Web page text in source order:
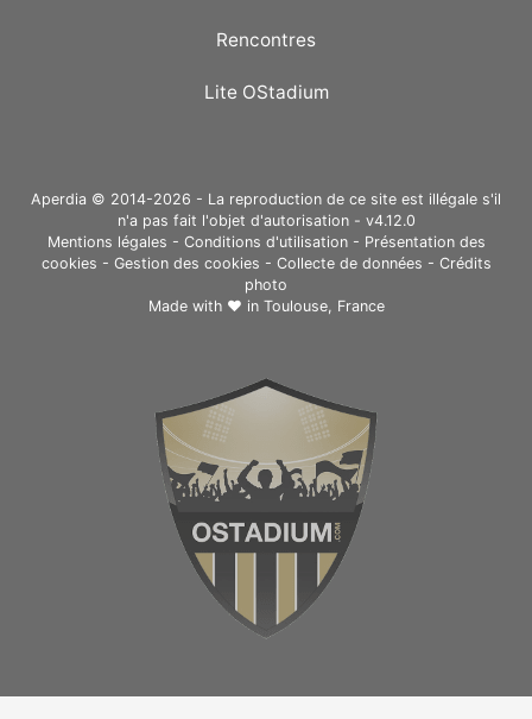
Rencontres
Lite OStadium
Aperdia © 2014-2026 - La reproduction de ce site est illégale s'il
n'a pas fait l'objet d'autorisation - v4.12.0
Mentions légales - Conditions d'utilisation- Présentation des
cookies - Gestion des cookies - Collecte de données - Crédits
photo
Made with ❤ in Toulouse, France